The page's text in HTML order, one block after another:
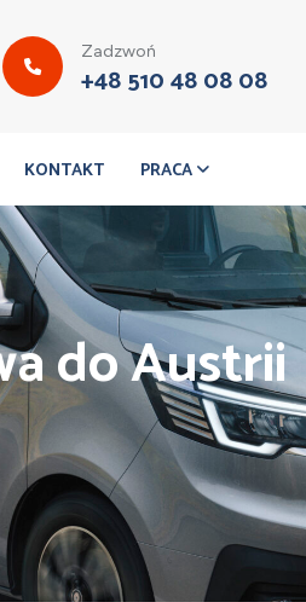
Zadzwoń
+48 510 48 08 08
KONTAKT PRACA
do Austrii